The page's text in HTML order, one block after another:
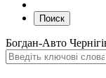
Поиск
Богдан-Авто